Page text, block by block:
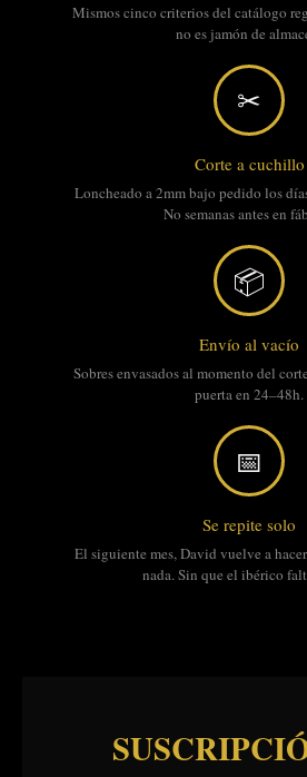
Mismos cinco criterios del catálogo
no es jamón de
✂
Corte a cuchillo
Loncheado a 2mm bajo pedido los
No semanas antes en
📦
Envío al vacío
Sobres envasados al momento del
puerta en 24–48h.
📅
Se repite solo
El siguiente mes, David vuelve a
nada. Sin que el ibérico